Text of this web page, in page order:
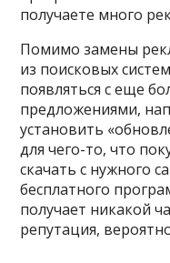
получаете много
Помимо замены
из поисковых
появляться с еще
предложениями,
установить
для чего-то, что
скачать с нужного
бесплатного
получает никакой
репутация,